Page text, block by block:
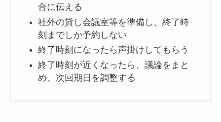
合に伝える
社外の貸し会議室等を準備し、終了時
刻までしか予約しない
終了時刻になったら声掛けしてもらう
終了時刻が近くなったら、議論をまと
め、次回期日を調整する